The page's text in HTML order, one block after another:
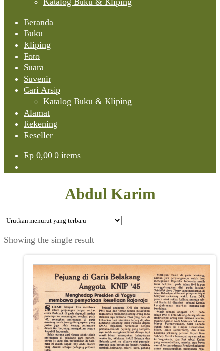
Katalog Buku & Kliping
Beranda
Buku
Kliping
Foto
Suara
Suvenir
Cari Arsip
Katalog Buku & Kliping
Alamat
Rekening
Reseller
Rp 0,00 0 items
Abdul Karim
Showing the single result